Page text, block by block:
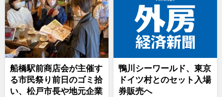
船橋駅前商店会が主催す
る市民祭り前日のゴミ拾
い、松戸市長や地元企業
鴨川シーワールド、東京
ドイツ村とのセット入場
券販売へ